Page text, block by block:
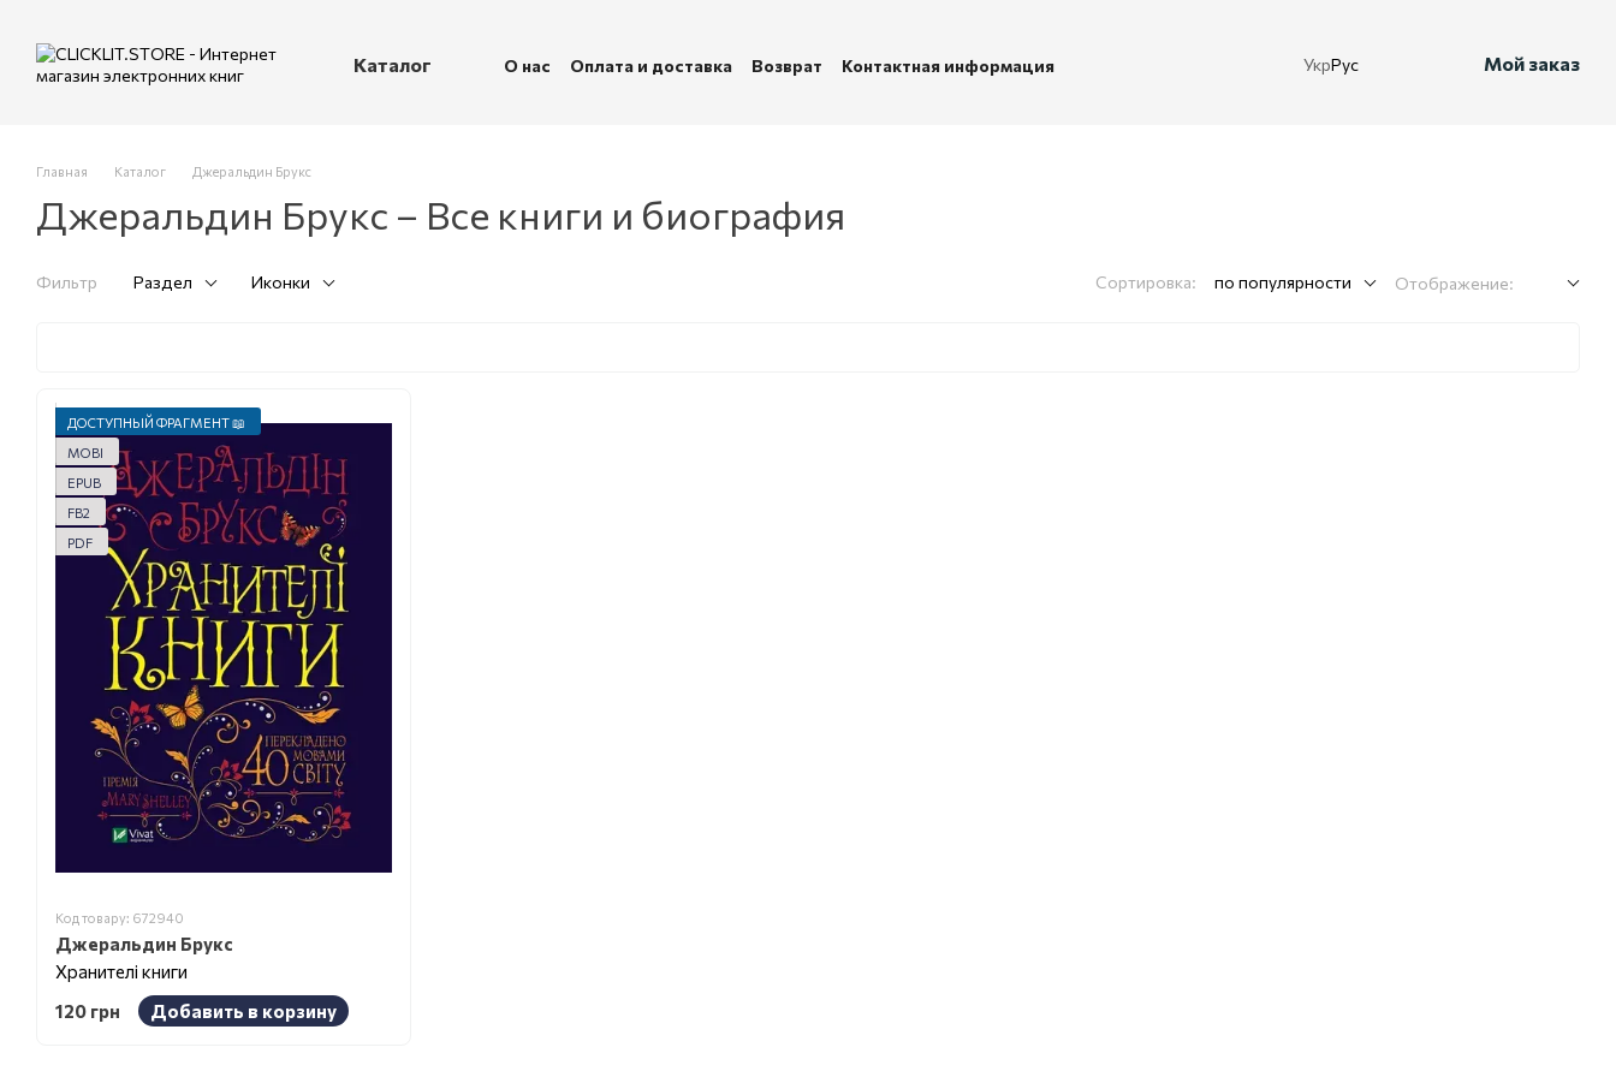
Каталог О нас Оплата и доставка Возврат
Контактная информация
УкрРус Мой заказ
Главная Каталог Джеральдин Брукс
Джеральдин Брукс – Все книги и биография
Фильтр Раздел Иконки Сортировка: по популярности Отображение:
ДОСТУПНЫЙ ФРАГМЕНТ 📖
MOBI
EPUB
FB2
PDF
Код товару: 672940
Джеральдин Брукс
Хранителі книги
120 грн
Добавить в корзину